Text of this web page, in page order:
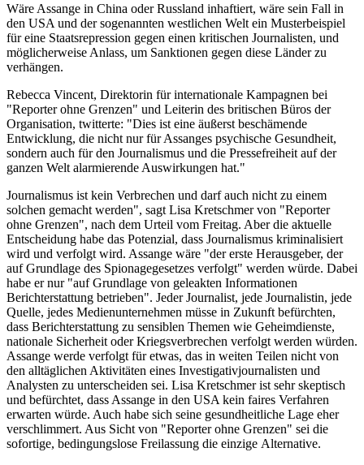
Wäre Assange in China oder Russland inhaftiert, wäre sein Fall in
den USA und der sogenannten westlichen Welt ein Musterbeispiel
für eine Staatsrepression gegen einen kritischen Journalisten, und
möglicherweise Anlass, um Sanktionen gegen diese Länder zu
verhängen.
Rebecca Vincent, Direktorin für internationale Kampagnen bei
"Reporter ohne Grenzen" und Leiterin des britischen Büros der
Organisation, twitterte: "Dies ist eine äußerst beschämende
Entwicklung, die nicht nur für Assanges psychische Gesundheit,
sondern auch für den Journalismus und die Pressefreiheit auf der
ganzen Welt alarmierende Auswirkungen hat."
Journalismus ist kein Verbrechen und darf auch nicht zu einem
solchen gemacht werden", sagt Lisa Kretschmer von "Reporter
ohne Grenzen", nach dem Urteil vom Freitag. Aber die aktuelle
Entscheidung habe das Potenzial, dass Journalismus kriminalisiert
wird und verfolgt wird. Assange wäre "der erste Herausgeber, der
auf Grundlage des Spionagegesetzes verfolgt" werden würde. Dabei
habe er nur "auf Grundlage von geleakten Informationen
Berichterstattung betrieben". Jeder Journalist, jede Journalistin, jede
Quelle, jedes Medienunternehmen müsse in Zukunft befürchten,
dass Berichterstattung zu sensiblen Themen wie Geheimdienste,
nationale Sicherheit oder Kriegsverbrechen verfolgt werden würden.
Assange werde verfolgt für etwas, das in weiten Teilen nicht von
den alltäglichen Aktivitäten eines Investigativjournalisten und
Analysten zu unterscheiden sei. Lisa Kretschmer ist sehr skeptisch
und befürchtet, dass Assange in den USA kein faires Verfahren
erwarten würde. Auch habe sich seine gesundheitliche Lage eher
verschlimmert. Aus Sicht von "Reporter ohne Grenzen" sei die
sofortige, bedingungslose Freilassung die einzige Alternative.